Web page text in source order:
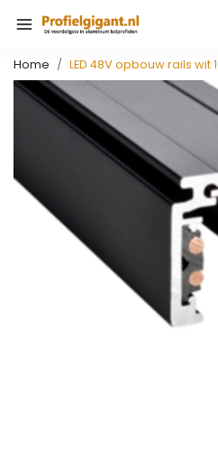
Home LED 48V opbouw rails